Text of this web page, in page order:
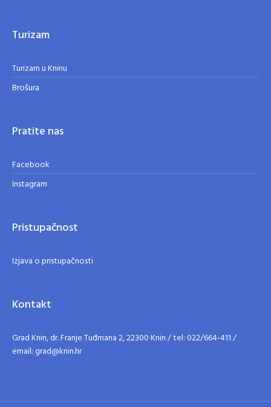
Turizam
Turizam u Kninu
Brošura
Pratite nas
Facebook
Instagram
Pristupačnost
Izjava o pristupačnosti
Kontakt
Grad Knin, dr. Franje Tuđmana 2, 22300 Knin / tel: 022/664-411 /
email: grad@knin.hr